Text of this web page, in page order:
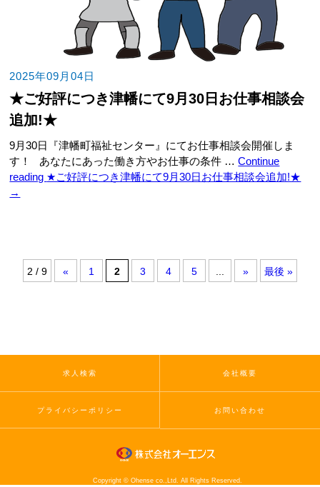
2025年09月04日
★ご好評につき津幡にて9月30日お仕事相談会
追加!★
9月30日『津幡町福祉センター』にてお仕事相談会開催しま
す！ あなたにあった働き方やお仕事の条件 …Continue
reading ★ご好評につき津幡にて9月30日お仕事相談会追加!★
→
2 / 9 « 1 2 3 4 5 » 最後 »
求人検索 会社概要
プライバシーポリシー お問い合わせ
Copyright © Ohense co.,Ltd. All Rights Reserved.